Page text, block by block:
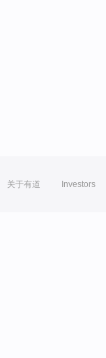
关于有道 Investors